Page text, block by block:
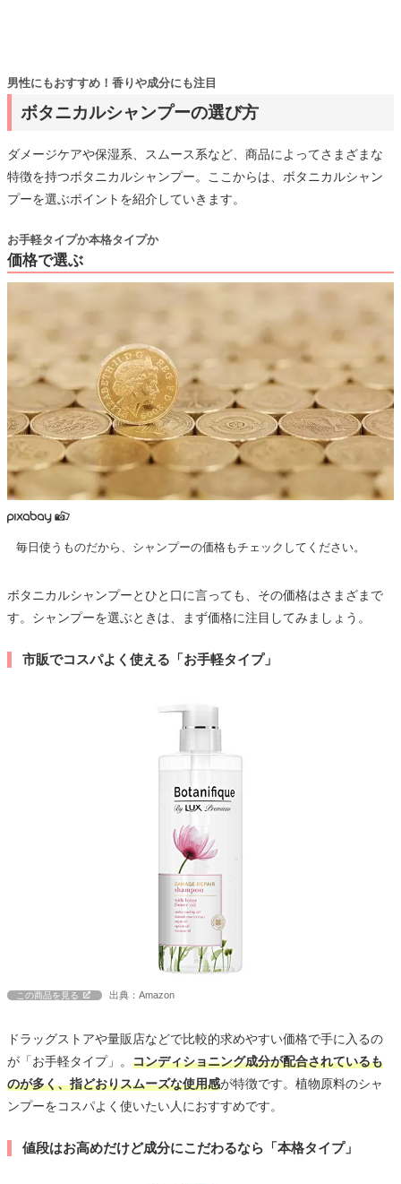
ボタニカルシャンプーの選び方
男性にもおすすめ！香りや成分にも注目
ダメージケアや保湿系、スムース系など、商品によってさまざまな
特徴を持つボタニカルシャンプー。ここからは、ボタニカルシャン
プーを選ぶポイントを紹介していきます。
価格で選ぶ
お手軽タイプか本格タイプか
毎日使うものだから、シャンプーの価格もチェックしてください。
ボタニカルシャンプーとひと口に言っても、その価格はさまざまで
す。シャンプーを選ぶときは、まず価格に注目してみましょう。
市販でコスパよく使える「お手軽タイプ」
この商品を見る 出典：Amazon
ドラッグストアや量販店などで比較的求めやすい価格で手に入るの
が「お手軽タイプ」。 コンディショニング成分が配合されているも
のが多く、指どおりスムーズな使用感が特徴です。植物原料のシャ
ンプーをコスパよく使いたい人におすすめです。
値段はお高めだけど成分にこだわるなら「本格タイプ」